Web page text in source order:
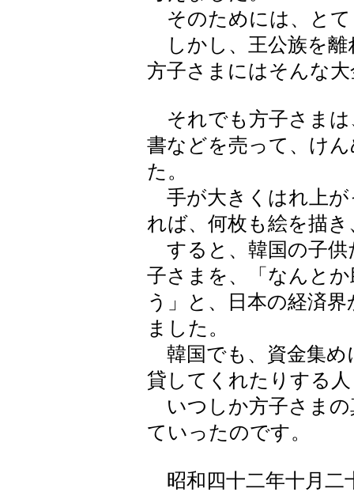
そのためには、とて
しかし、王公族を離
方子さまにはそんな
それでも方子さまは
書などを売って、け
た。
手が大きくはれ上が
れば、何枚も絵を描
すると、韓国の子供
子さまを、「なんと
う」と、日本の経済
ました。
韓国でも、資金集め
貸してくれたりする
いつしか方子さまの
ていったのです。
昭和四十二年十月二